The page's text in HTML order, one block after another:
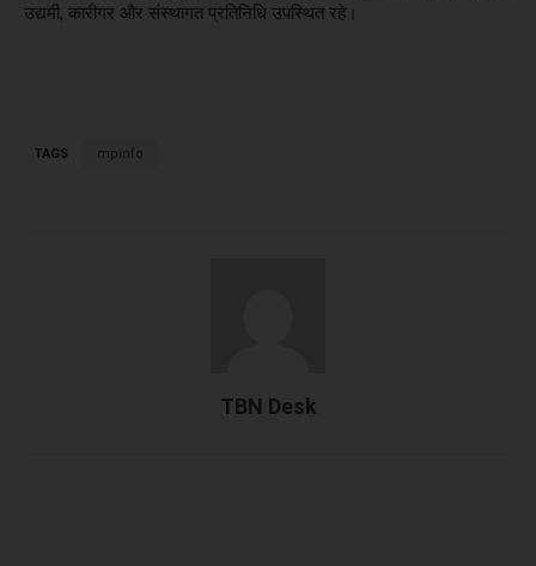
उद्यमी, कारीगर और संस्थागत प्रतिनिधि उपस्थित रहे।
TAGS mpinfo
TBN Desk